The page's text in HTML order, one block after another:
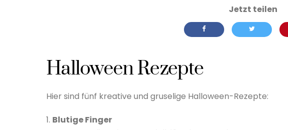
Halloween Rezepte
Hier sind fünf kreative und gruselige Halloween-Rezepte:
1. Blutige Finger